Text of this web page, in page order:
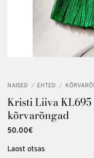
NAISED / EHTED /
Kristi Liiva KL695
kõrvarõngad
50.00€
Laost otsas